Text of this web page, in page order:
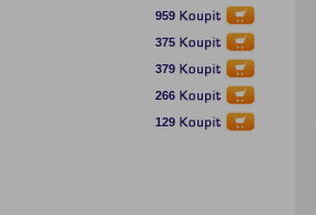
959
375
379
266
129